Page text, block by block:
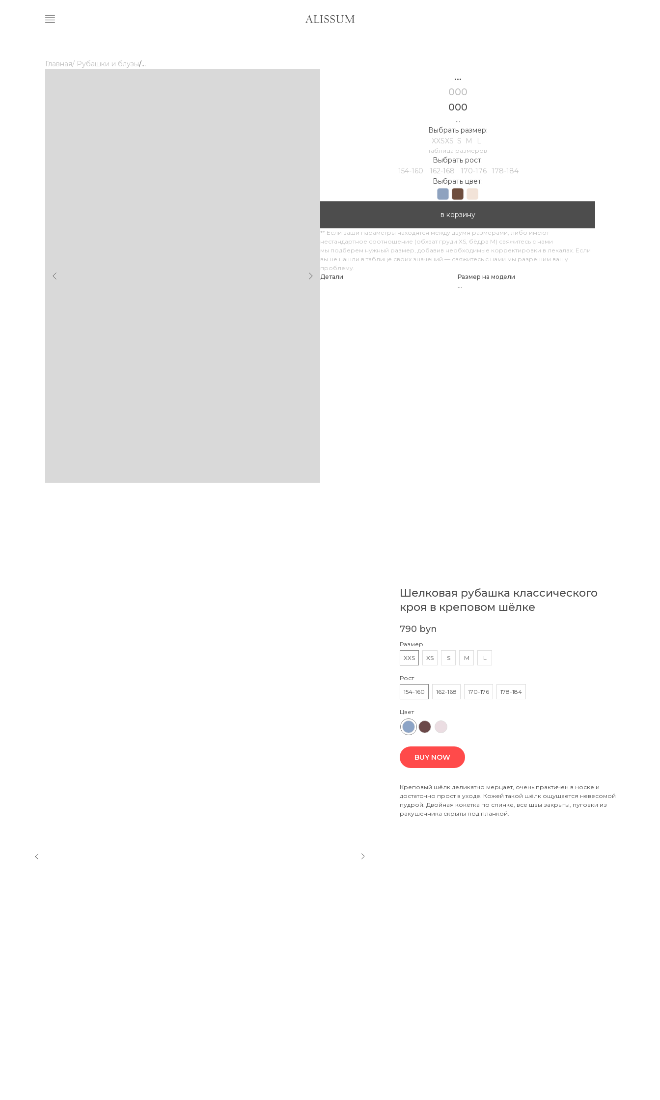
Главная/ Рубашки и блузы/...
...
000
000
...
Выбрать размер:
XXSXS S M L
таблица размеров
Выбрать рост:
154-160
162-168 170-176 178-184
Выбрать цвет:
в корзину
** Если ваши параметры находятся между двумя размерами, либо имеют
нестандартное соотношение (обхват груди XS, бёдра M) свяжитесь с нами
мы подберем нужный размер, добавив необходимые корректировки в лекалах. Если
вы не нашли в таблице своих значений — свяжитесь с нами мы разрешим вашу
проблему.
Детали
...
Размер на модели
...
Шелковая рубашка классического
кроя в креповом шёлке
790 byn
Размер
XXS
XS S M L
Рост
154-160
162-168 170-176 178-184
Цвет
BUY NOW
Креповый шёлк деликатно мерцает, очень практичен в носке и
достаточно прост в уходе. Кожей такой шёлк ощущается невесомой
пудрой. Двойная кокетка по спинке, все швы закрыты, пуговки из
ракушечника скрыты под планкой.